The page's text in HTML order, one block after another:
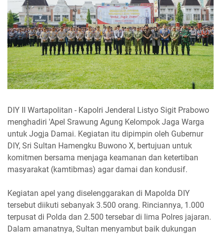
DIY ll Wartapolitan - Kapolri Jenderal Listyo Sigit Prabowo
menghadiri 'Apel Srawung Agung Kelompok Jaga Warga
untuk Jogja Damai. Kegiatan itu dipimpin oleh Gubernur
DIY, Sri Sultan Hamengku Buwono X, bertujuan untuk
komitmen bersama menjaga keamanan dan ketertiban
masyarakat (kamtibmas) agar damai dan kondusif.
Kegiatan apel yang diselenggarakan di Mapolda DIY
tersebut diikuti sebanyak 3.500 orang. Rinciannya, 1.000
terpusat di Polda dan 2.500 tersebar di lima Polres jajaran.
Dalam amanatnya, Sultan menyambut baik dukungan